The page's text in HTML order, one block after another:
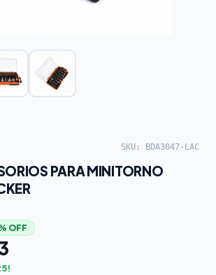
SKU: BDA3047-LAC
PARA MINITORNO
OFF